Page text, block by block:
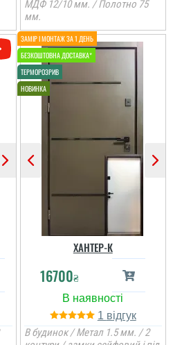
МДФ 12/10 мм. / Полотно 75
мм.
ХАНТЕР-К
16700₴
1
В будинок / Метал 1.5 мм. / 2